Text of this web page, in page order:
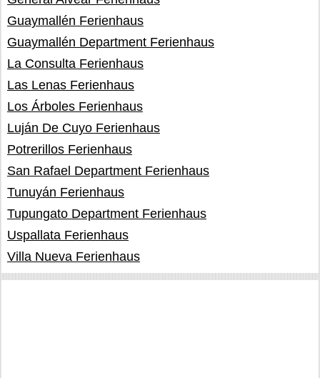
Guaymallén Ferienhaus
Guaymallén Department Ferienhaus
La Consulta Ferienhaus
Las Lenas Ferienhaus
Los Árboles Ferienhaus
Luján De Cuyo Ferienhaus
Potrerillos Ferienhaus
San Rafael Department Ferienhaus
Tunuyán Ferienhaus
Tupungato Department Ferienhaus
Uspallata Ferienhaus
Villa Nueva Ferienhaus